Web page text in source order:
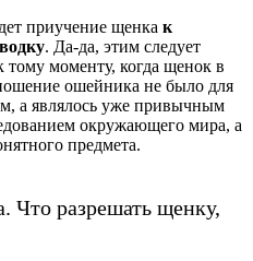
приучение щенка к
. Да-да, этим следует
тому моменту, когда щенок в
ошейника не было для
а являлось уже привычным
окружающего мира, а
предмета.
Что разрешать щенку,